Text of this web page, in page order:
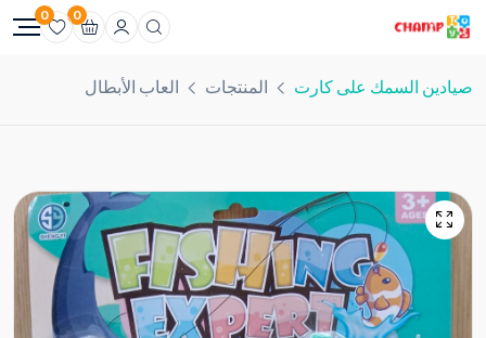
0
0
صيادين السمك على كارت المنتجات العاب الأبطال